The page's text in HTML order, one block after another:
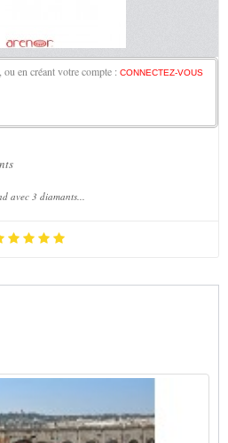
en créant votre compte : CONNECTEZ-VOUS
avec 3 diamants...